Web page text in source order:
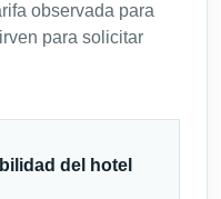
observada para
para solicitar
del hotel